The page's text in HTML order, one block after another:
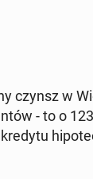
czynsz w
- to o